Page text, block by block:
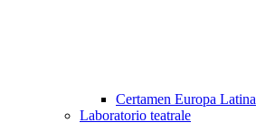
Certamen Europa Latina
Laboratorio teatrale